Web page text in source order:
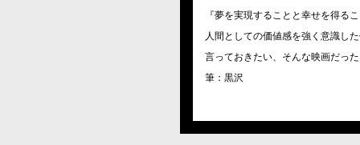
『夢を実現することと幸せを得る
人間としての価値感を強く意識し
言っておきたい、そんな映画だっ
筆：黒沢